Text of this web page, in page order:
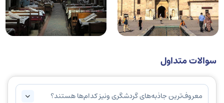
سوالات متداول
معروف‌ترین جاذبه‌های گردشگری ونیز کدام‌ها هستند؟